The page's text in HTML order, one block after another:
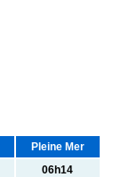
Pleine Mer
06h14